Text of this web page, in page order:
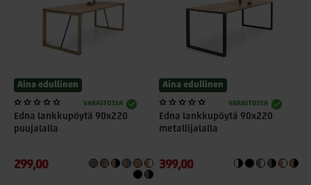
Aina edullinen
VARASTOSSA
Edna lankkupöytä 90x220
puujalalla
299,00
Aina edullinen
VARASTOSSA
Edna lankkupöytä 90x220
metallijalalla
399,00